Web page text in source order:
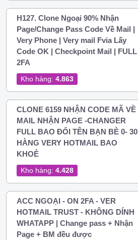
H127. Clone Ngoại 90% Nhận
Page/Change Pass Code Về Mail |
Very Phone | Very mail Fvia Lấy
Code OK | Checkpoint Mail | FULL
2FA
Kho hàng: 4.863
CLONE 6159 NHẬN CODE MÃ VỀ
MAIL NHẬN PAGE -CHANGER
FULL BAO ĐỔI TÊN BẠN BÈ 0- 30
HÀNG VERY HOTMAIL BAO
KHOẺ
Kho hàng: 4.428
ACC NGOẠI - ON 2FA - VER
HOTMAIL TRUST - KHÔNG DÍNH
WHATAPP | Change pass + Nhận
Page + BM đều được